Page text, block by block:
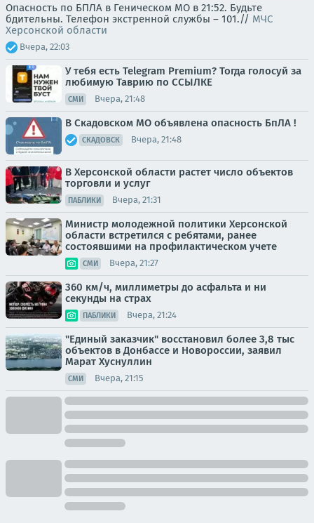
Опасность по БПЛА в Геническом МО в 21:52. Будьте
бдительны. Телефон экстренной службы – 101.// МЧС
Херсонской области
Вчера, 22:03
У тебя есть Telegram Premium? Тогда голосуй за
любимую Таврию по ССЫЛКЕ
СМИ Вчера, 21:48
В Скадовском МО объявлена опасность БпЛА !
СКАДОВСК Вчера, 21:48
В Херсонской области растет число объектов
торговли и услуг
ПАБЛИКИ Вчера, 21:31
Министр молодежной политики Херсонской
области встретился с ребятами, ранее
состоявшими на профилактическом учете
СМИ Вчера, 21:27
360 км/ч, миллиметры до асфальта и ни
секунды на страх
ПАБЛИКИ Вчера, 21:24
"Единый заказчик" восстановил более 3,8 тыс
объектов в Донбассе и Новороссии, заявил
Марат Хуснуллин
СМИ Вчера, 21:15